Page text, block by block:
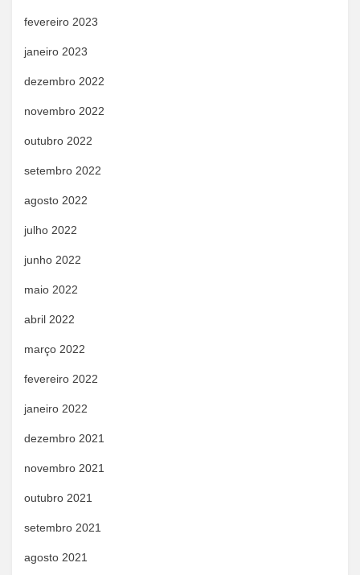
fevereiro 2023
janeiro 2023
dezembro 2022
novembro 2022
outubro 2022
setembro 2022
agosto 2022
julho 2022
junho 2022
maio 2022
abril 2022
março 2022
fevereiro 2022
janeiro 2022
dezembro 2021
novembro 2021
outubro 2021
setembro 2021
agosto 2021